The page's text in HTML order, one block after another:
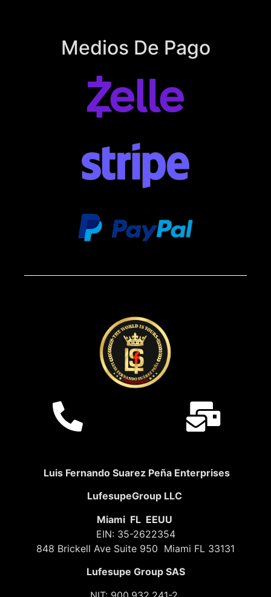
Medios De Pago
Luis Fernando Suarez Peña Enterprises
LufesupeGroup LLC
Miami FL EEUU
EIN: 35-2622354
848 Brickell Ave Suite 950 Miami FL 33131
Lufesupe Group SAS